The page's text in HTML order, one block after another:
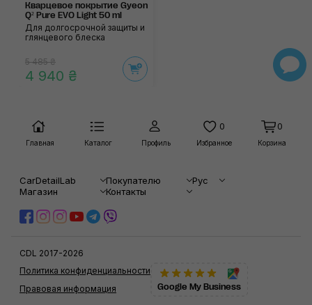
Кварцевое покрытие Gyeon
Q² Pure EVO Light 50 ml
Для долгосрочной защиты и
глянцевого блеска
5 485 ₴
4 940 ₴
Главная Каталог Профиль
0
Избранное
0
Корзина
CarDetailLab Покупателю
Рус
Магазин
Контакты
CDL 2017-2026
Правовая информация
Политика конфиденциальности
Google My Business